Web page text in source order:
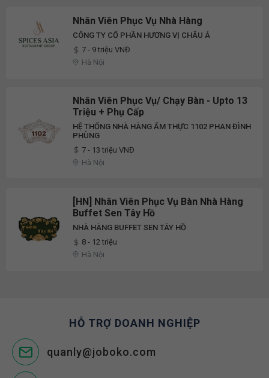
Nhân Viên Phục Vụ Nhà Hàng
CÔNG TY CỔ PHẦN HƯƠNG VỊ CHÂU Á
7 - 9 triệu VNĐ
Hà Nội
Nhân Viên Phục Vụ/ Chạy Bàn - Upto 13
Triệu + Phụ Cấp
HỆ THỐNG NHÀ HÀNG ẨM THỰC 1102 PHAN ĐÌNH
PHÙNG
7 - 13 triệu VNĐ
Hà Nội
[HN] Nhân Viên Phục Vụ Bàn Nhà Hàng
Buffet Sen Tây Hồ
NHÀ HÀNG BUFFET SEN TÂY HỒ
8 - 12 triệu
Hà Nội
HỖ TRỢ DOANH NGHIỆP
quanly@joboko.com